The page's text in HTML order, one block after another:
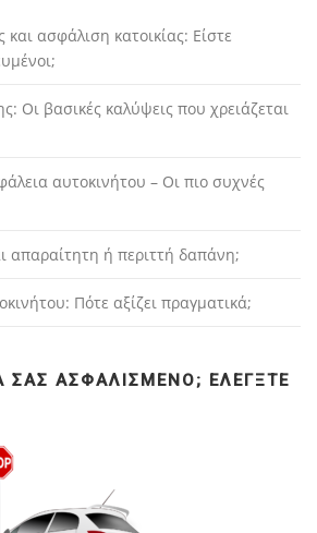
ασφάλιση κατοικίας: Είστε
Οι βασικές καλύψεις που χρειάζεται
αυτοκινήτου – Οι πιο συχνές
απαραίτητη ή περιττή δαπάνη;
Πότε αξίζει πραγματικά;
ΣΑΣ ΑΣΦΑΛΙΣΜΈΝΟ; ΕΛΈΓΞΤΕ